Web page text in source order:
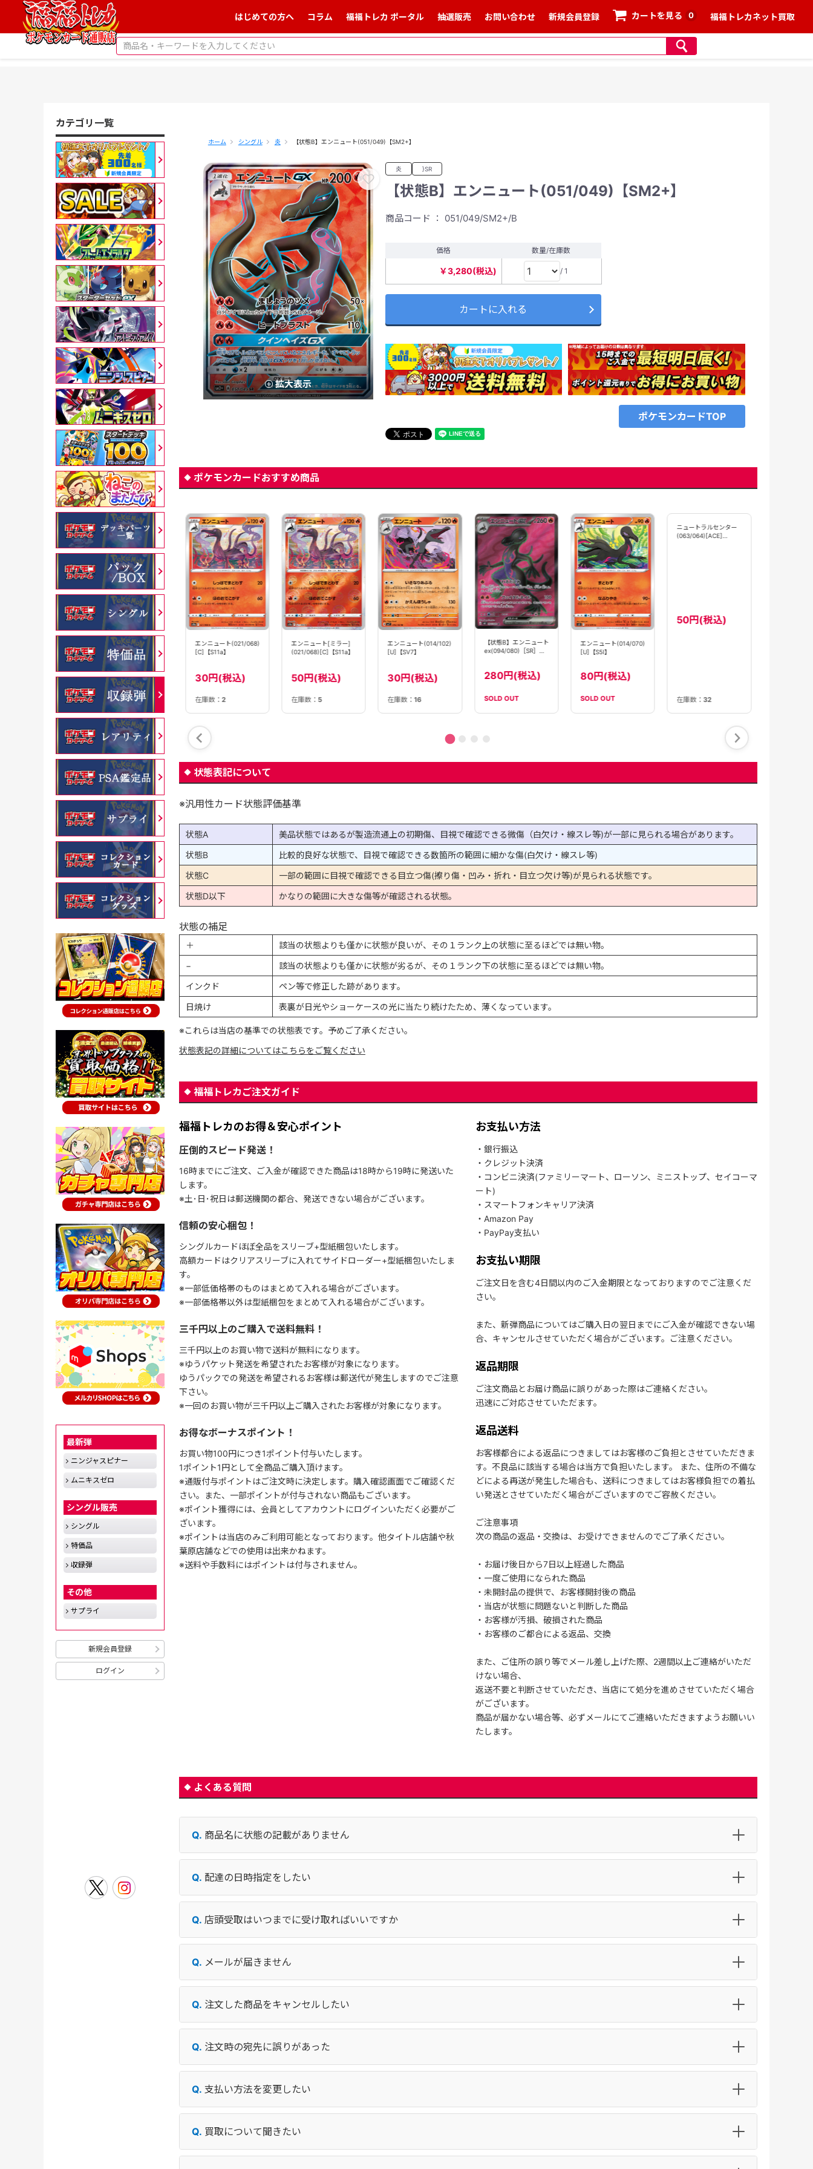
はじめての方へ コラム 福福トレカ ポータル 抽選販売 お問い合わせ 新規会員登録 カートを見る 0 福福トレカネット買取
ホーム シングル 炎 【状態B】エンニュート(051/049)【SM2+】
拡大表示
炎 }SR
【状態B】エンニュート(051/049)【SM2+】
商品コード ： 051/049/SM2+/B
価格 数量/在庫数
￥3,280(税込) / 1
カートに入れる
ポケモンカードTOP
ポケモンカードおすすめ商品
12800円(税
エンニュート(061/073)
[U]【SV1a】
30円(税込)
在庫数：28
エンニュート(021/068)
[C]【S11a】
30円(税込)
在庫数： 2
エンニュート[ミラー]
(021/068)[C]【S11a】
50円(税込)
在庫数： 5
エンニュート(014/102)
[U]【SV7】
30円(税込)
在庫数：16
【状態B】エンニュート
ex(094/080)［SR］
280円(税込)
SOLD OUT
エンニュート(014/070)
[U]【S5I】
80円(税込)
SOLD OUT 在庫数： 32
状態表記について
※汎用性カード状態評価基準
状態A
美品状態ではあるが製造流通上の初期傷、目視で確認できる微傷（白欠け・線スレ等)が一部に見られる場合があります。
状態B
比較的良好な状態で、目視で確認できる数箇所の範囲に細かな傷(白欠け・線スレ等)
状態C
一部の範囲に目視で確認できる目立つ傷(擦り傷・凹み・折れ・目立つ欠け等)が見られる状態です。
状態D以下
かなりの範囲に大きな傷等が確認される状態。
状態の補足
＋
該当の状態よりも僅かに状態が良いが、その１ランク上の状態に至るほどでは無い物。
−
該当の状態よりも僅かに状態が劣るが、その１ランク下の状態に至るほどでは無い物。
インクド
ペン等で修正した跡があります。
日焼け
表裏が日光やショーケースの光に当たり続けたため、薄くなっています。
※これらは当店の基準での状態表です。予めご了承ください。
状態表記の詳細についてはこちらをご覧ください
福福トレカご注文ガイド
福福トレカのお得＆安心ポイント
圧倒的スピード発送！
16時までにご注文、ご入金が確認できた商品は18時から19時に発送いた
します。
※土･日･祝日は郵送機関の都合、発送できない場合がございます。
信頼の安心梱包！
シングルカードほぼ全品をスリーブ+型紙梱包いたします。
高額カードはクリアスリーブに入れてサイドローダー+型紙梱包いたしま
す。
※一部低価格帯のものはまとめて入れる場合がございます。
※一部価格帯以外は型紙梱包をまとめて入れる場合がございます。
三千円以上のご購入で送料無料！
三千円以上のお買い物で送料が無料になります。
※ゆうパケット発送を希望されたお客様が対象になります。
ゆうパックでの発送を希望されるお客様は郵送代が発生しますのでご注意
下さい。
※一回のお買い物が三千円以上ご購入されたお客様が対象になります。
お得なボーナスポイント！
お買い物100円につき1ポイント付与いたします。
1ポイント1円として全商品ご購入頂けます。
※通販付与ポイントはご注文時に決定します。購入確認画面でご確認くだ
さい。また、一部ポイントが付与されない商品もございます。
※ポイント獲得には、会員としてアカウントにログインいただく必要がご
ざいます。
※ポイントは当店のみご利用可能となっております。他タイトル店舗や秋
葉原店舗などでの使用は出来かねます。
※送料や手数料にはポイントは付与されません。
お支払い方法
・銀行振込
・クレジット決済
・コンビニ決済(ファミリーマート、ローソン、ミニストップ、セイコーマ
ート)
・スマートフォンキャリア決済
・Amazon Pay
・PayPay支払い
お支払い期限
ご注文日を含む4日間以内のご入金期限となっておりますのでご注意くだ
さい。
また、新弾商品についてはご購入日の翌日までにご入金が確認できない場
合、キャンセルさせていただく場合がございます。ご注意ください。
返品期限
ご注文商品とお届け商品に誤りがあった際はご連絡ください。
迅速にご対応させていただます。
返品送料
お客様都合による返品につきましてはお客様のご負担とさせていただきま
す。不良品に該当する場合は当方で負担いたします。 また、住所の不備な
どによる再送が発生した場合も、送料につきましてはお客様負担での着払
い発送とさせていただく場合がございますのでご容赦ください。
ご注意事項
次の商品の返品・交換は、お受けできませんのでご了承ください。
・お届け後日から7日以上経過した商品
・一度ご使用になられた商品
・未開封品の提供で、お客様開封後の商品
・当店が状態に問題ないと判断した商品
・お客様が汚損、破損された商品
・お客様のご都合による返品、交換
また、ご住所の誤り等でメール差し上げた際、2週間以上ご連絡がいただ
けない場合、
返送不要と判断させていただき、当店にて処分を進めさせていただく場合
がございます。
商品が届かない場合等、必ずメールにてご連絡いただきますようお願いい
たします。
よくある質問
商品名に状態の記載がありません
配達の日時指定をしたい
店頭受取はいつまでに受け取ればいいですか
メールが届きません
注文した商品をキャンセルしたい
注文時の宛先に誤りがあった
支払い方法を変更したい
買取について聞きたい
カテゴリ一覧
最新弾
ニンジャスピナー
ムニキスゼロ
シングル販売
シングル
特価品
収録弾
その他
サプライ
新規会員登録
ログイン